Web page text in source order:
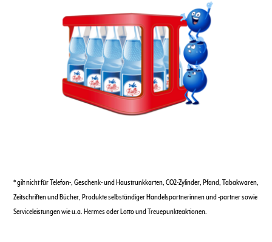
* gilt nicht für Telefon-, Geschenk- und Haustrunkkarten, CO2-Zylinder, Pfand, Tabakwaren,
Zeitschriften und Bücher, Produkte selbständiger Handelspartnerinnen und -partner sowie
Serviceleistungen wie u.a. Hermes oder Lotto und Treuepunkteaktionen.